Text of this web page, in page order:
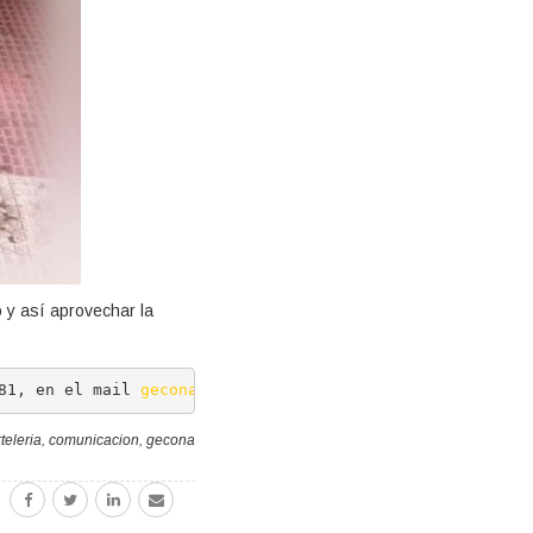
y así aprovechar la
81, en el mail gecona@gecona.com
,comunicacion ,gecona